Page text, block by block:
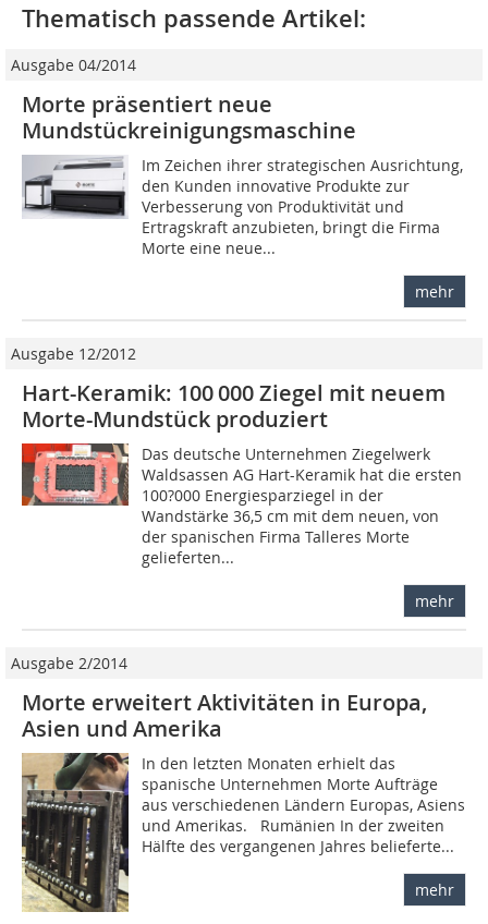
Thematisch passende Artikel:
Ausgabe 04/2014
Morte präsentiert neue
Mundstückreinigungsmaschine
Im Zeichen ihrer strategischen Ausrichtung,
den Kunden innovative Produkte zur
Verbesserung von Produktivität und
Ertragskraft anzubieten, bringt die Firma
Morte eine neue...
mehr
Ausgabe 12/2012
Hart-Keramik: 100 000 Ziegel mit neuem
Morte-Mundstück produziert
Das deutsche Unternehmen Ziegelwerk
Waldsassen AG Hart-Keramik hat die ersten
100?000 Energiesparziegel in der
Wandstärke 36,5 cm mit dem neuen, von
der spanischen Firma Talleres Morte
gelieferten...
mehr
Ausgabe 2/2014
Morte erweitert Aktivitäten in Europa,
Asien und Amerika
In den letzten Monaten erhielt das
spanische Unternehmen Morte Aufträge
aus verschiedenen Ländern Europas, Asiens
und Amerikas. Rumänien In der zweiten
Hälfte des vergangenen Jahres belieferte...
mehr